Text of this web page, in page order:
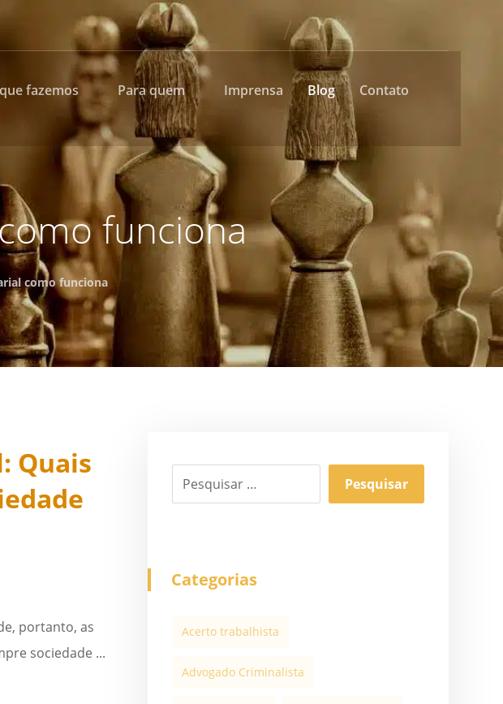
fazemos Para quem Imprensa Blog Contato
funciona
como funciona
Quais
portanto, as
sociedade ...
Categorias
Acerto trabalhista
Advogado Criminalista